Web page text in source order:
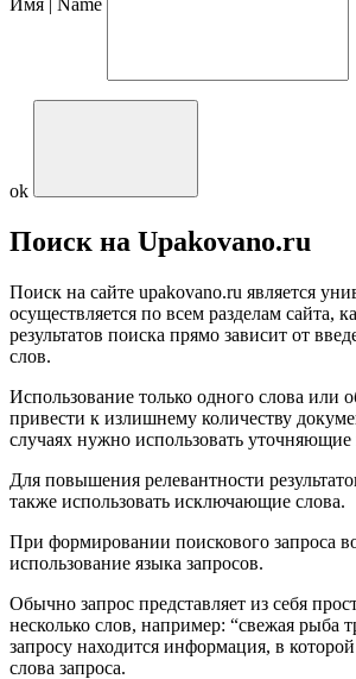
Имя | Name
ok
Поиск на Upakovano.ru
Поиск на сайте upakovano.ru является
осуществляется по всем разделам сайта,
результатов поиска прямо зависит от
слов.
Использование только одного слова или
привести к излишнему количеству
случаях нужно использовать
Для повышения релевантности
также использовать исключающие слова.
При формировании поискового запроса
использование языка запросов.
Обычно запрос представляет из себя
несколько слов, например: “свежая рыба
запросу находится информация, в
слова запроса.